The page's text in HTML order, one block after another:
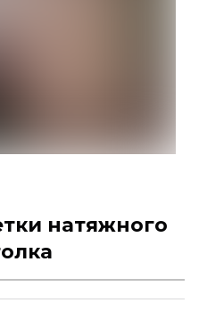
натяжного